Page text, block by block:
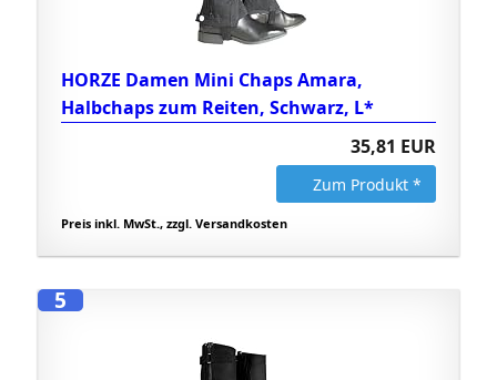
HORZE Damen Mini Chaps Amara,
Halbchaps zum Reiten, Schwarz, L*
35,81 EUR
Zum Produkt *
Preis inkl. MwSt., zzgl. Versandkosten
5